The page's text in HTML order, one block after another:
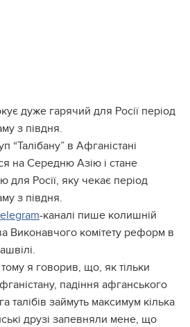
дуже гарячий для Росії період
з півдня.
“Талібану” в Афганістані
на Середню Азію і стане
Росії, яку чекає період
з півдня.
-каналі пише колишній
Виконавчого комітету реформ в
я говорив, що, як тільки
падіння афганського
талібів займуть максимум кілька
друзі запевняли мене, що